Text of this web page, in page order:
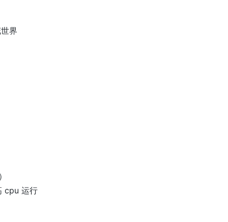
界
cpu 运行